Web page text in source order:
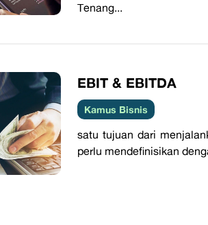
Tenang...
​EBIT & EBITDA
Kamus Bisnis
satu tujuan dari
perlu mendefinisikan